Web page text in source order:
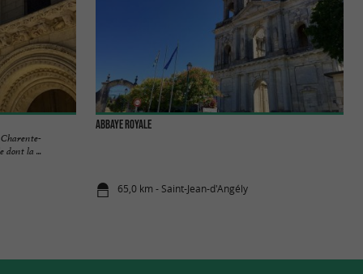
dont la ...
Abbaye Royale
65,0 km - Saint-Jean-d'Angély